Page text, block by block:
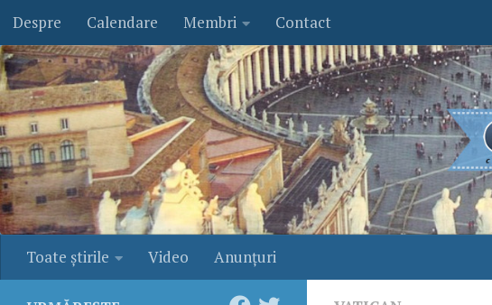
Skip to content
Despre Calendare Membri Contact
Toate ştirile Video Anunţuri